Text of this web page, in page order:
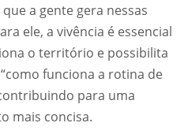
a gente gera nessas
ele, a vivência é essencial
o território e possibilita
funciona a rotina de
para uma
mais concisa.